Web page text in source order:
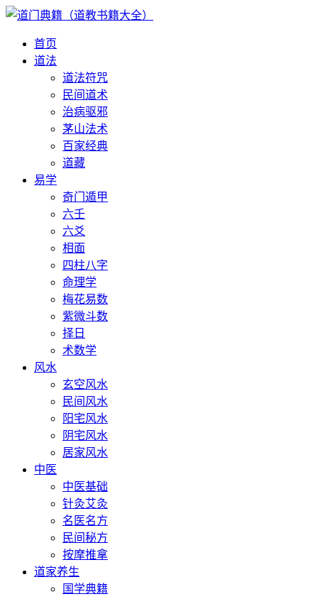
首页
道法
道法符咒
民间道术
治病驱邪
茅山法术
百家经典
道藏
易学
奇门遁甲
六壬
六爻
相面
四柱八字
命理学
梅花易数
紫微斗数
择日
术数学
风水
玄空风水
民间风水
阳宅风水
阴宅风水
居家风水
中医
中医基础
针灸艾灸
名医名方
民间秘方
按摩推拿
道家养生
国学典籍